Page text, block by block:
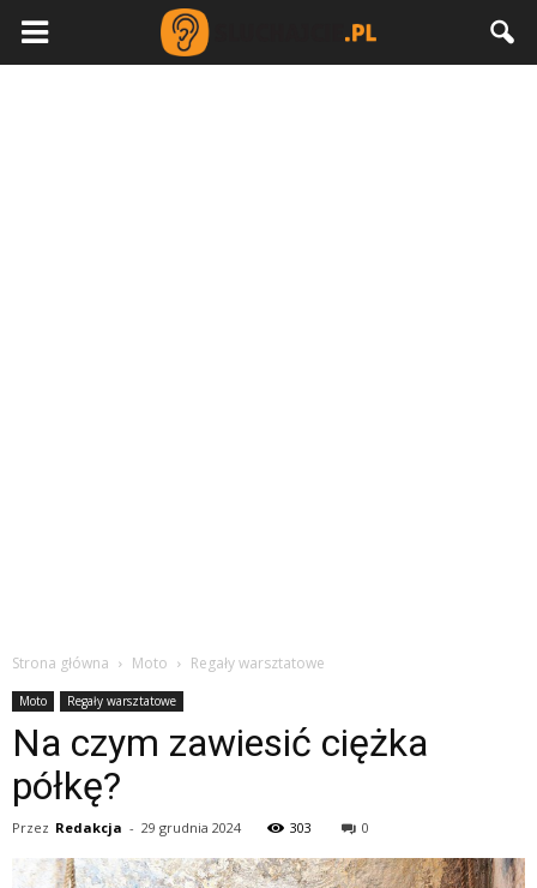
Strona główna Moto Regały warsztatowe
Moto Regały warsztatowe
Na czym zawiesić ciężka
półkę?
Przez Redakcja - 29 grudnia 2024 303 0